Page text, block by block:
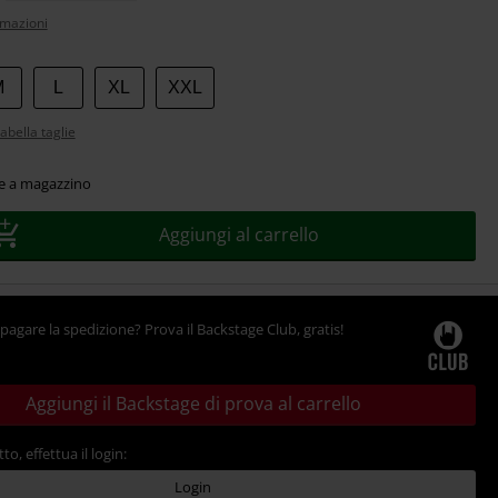
XL XXL
taglie
a magazzino
Aggiungi al carrello
la spedizione? Prova il Backstage Club, gratis!
Aggiungi il Backstage di prova al carrello
effettua il login:
Login